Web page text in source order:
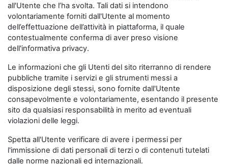
all'Utente che l’ha svolta. Tali dati si intendono
volontariamente forniti dall'Utente al momento
dell’effettuazione dell’attività in piattaforma, il quale
contestualmente conferma di aver preso visione
dell'informativa privacy.
Le informazioni che gli Utenti del sito riterranno di rendere
pubbliche tramite i servizi e gli strumenti messi a
disposizione degli stessi, sono fornite dall'Utente
consapevolmente e volontariamente, esentando il presente
sito da qualsiasi responsabilità in merito ad eventuali
violazioni delle leggi.
Spetta all'Utente verificare di avere i permessi per
l'immissione di dati personali di terzi o di contenuti tutelati
dalle norme nazionali ed internazionali.